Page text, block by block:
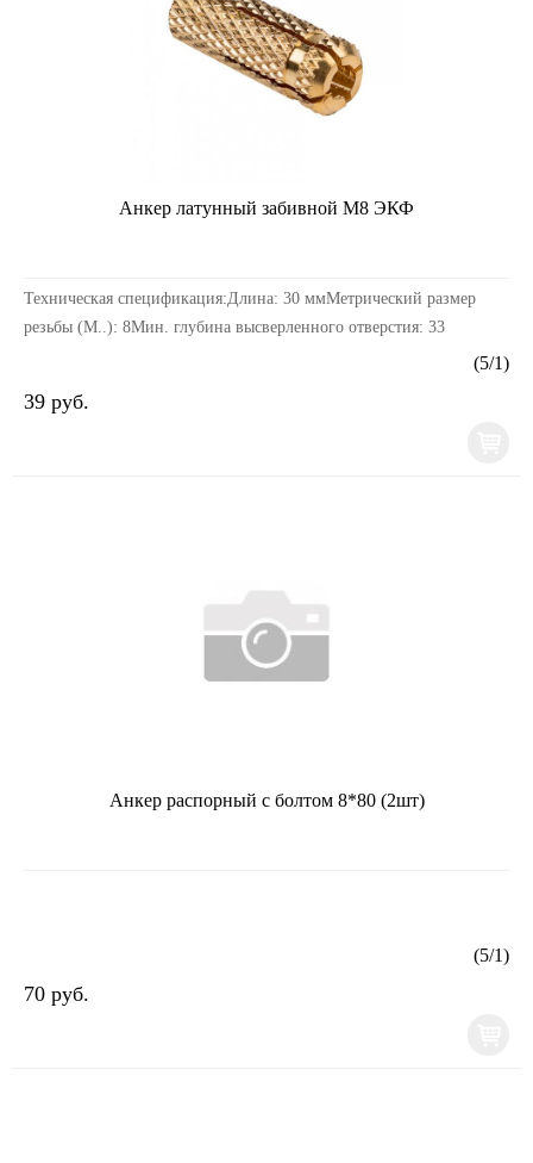
Анкер латунный забивной М8 ЭКФ
Техническая спецификация:Длина: 30 ммМетрический размер
резьбы (М..): 8Мин. глубина высверленного отверстия: 33
(5/1)
39 руб.
Анкер распорный с болтом 8*80 (2шт)
(5/1)
70 руб.